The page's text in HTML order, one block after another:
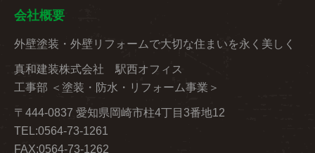
会社概要
外壁塗装・外壁リフォームで大切な住まいを永く美しく
真和建装株式会社 駅西オフィス
工事部 ＜塗装・防水・リフォーム事業＞
〒444-0837 愛知県岡崎市柱4丁目3番地12
TEL:0564-73-1261
FAX:0564-73-1262